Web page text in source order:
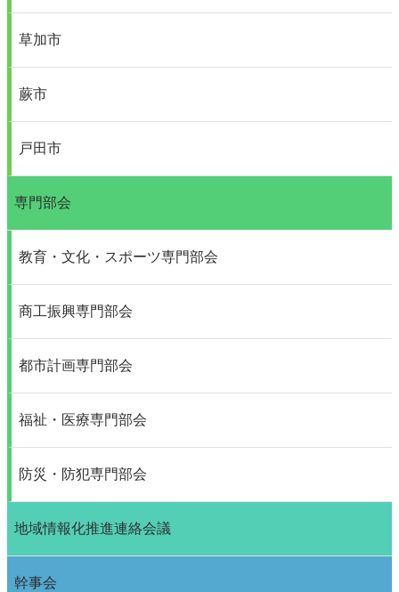
草加市
蕨市
戸田市
専門部会
教育・文化・スポーツ専門部会
商工振興専門部会
都市計画専門部会
福祉・医療専門部会
防災・防犯専門部会
地域情報化推進連絡会議
幹事会